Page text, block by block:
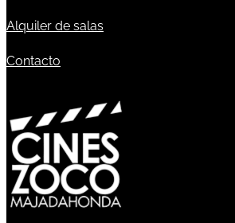
Alquiler de salas
Contacto